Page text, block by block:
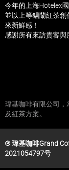
今年的上海Hotelex
並以上等錫蘭紅茶
來新鮮感！
感謝所有來訪貴客與
瑋基咖啡有限公司
及紅茶方案。
® 瑋基咖啡Grand
2021054797号